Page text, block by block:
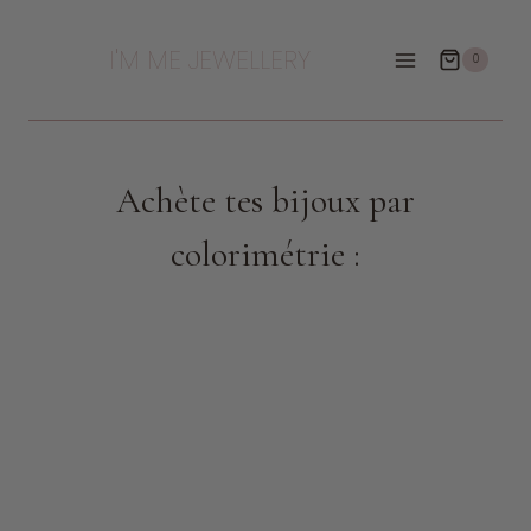
I'M ME JEWELLERY 0
Achète tes bijoux par
colorimétrie :